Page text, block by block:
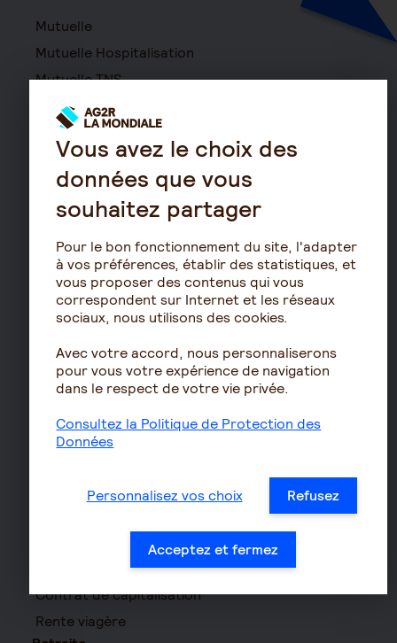
Mutuelle
Mutuelle Hospitalisation
Mutuelle TNS
Mutuelle Entreprise
Surcomplémentaire
Mutuelle non responsable
Prévoyance
Assurance autonomie
Assurance décès
Assurance obsèques
Garantie Protection Accident
Assurance prévoyance TNS
Assurance homme clé
Prévoyance entreprise
Épargne
Contrat de capitalisation
Rente viagère
Vous avez le choix des
données que vous
souhaitez partager
Pour le bon fonctionnement du site, l'adapter
à vos préférences, établir des statistiques, et
vous proposer des contenus qui vous
correspondent sur Internet et les réseaux
sociaux, nous utilisons des cookies.
Avec votre accord, nous personnaliserons
pour vous votre expérience de navigation
dans le respect de votre vie privée.
Consultez la Politique de Protection des
Données
Personnalisez vos choix Refusez
Acceptez et fermez